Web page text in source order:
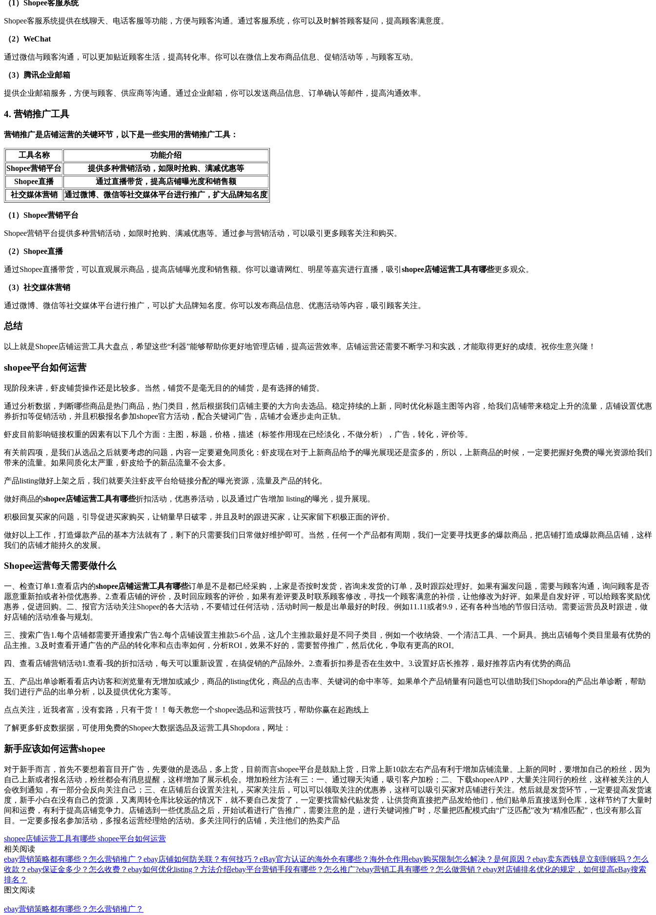
（1）Shopee客服系统
Shopee客服系统提供在线聊天、电话客服等功能，方便与顾客沟通。通过客服系统，你可以及时解答顾客疑问，提高顾客满意度。
（2）WeChat
通过微信与顾客沟通，可以更加贴近顾客生活，提高转化率。你可以在微信上发布商品信息、促销活动等，与顾客互动。
（3）腾讯企业邮箱
提供企业邮箱服务，方便与顾客、供应商等沟通。通过企业邮箱，你可以发送商品信息、订单确认等邮件，提高沟通效率。
4. 营销推广工具
营销推广是店铺运营的关键环节，以下是一些实用的营销推广工具：
工具名称
功能介绍
Shopee营销平台
提供多种营销活动，如限时抢购、满减优惠等
Shopee直播
通过直播带货，提高店铺曝光度和销售额
社交媒体营销
通过微博、微信等社交媒体平台进行推广，扩大品牌知名度
（1）Shopee营销平台
Shopee营销平台提供多种营销活动，如限时抢购、满减优惠等。通过参与营销活动，可以吸引更多顾客关注和购买。
（2）Shopee直播
通过Shopee直播带货，可以直观展示商品，提高店铺曝光度和销售额。你可以邀请网红、明星等嘉宾进行直播，吸引 shopee店铺运营工具有哪些更多观众。
（3）社交媒体营销
通过微博、微信等社交媒体平台进行推广，可以扩大品牌知名度。你可以发布商品信息、优惠活动等内容，吸引顾客关注。
总结
以上就是Shopee店铺运营工具大盘点，希望这些“利器”能够帮助你更好地管理店铺，提高运营效率。店铺运营还需要不断学习和实践，才能取得更好的成绩。祝你生意兴隆！
shopee平台如何运营
现阶段来讲，虾皮铺货操作还是比较多。当然，铺货不是毫无目的的铺货，是有选择的铺货。
通过分析数据，判断哪些商品是热门商品，热门类目，然后根据我们店铺主要的大方向去选品。稳定持续的上新，同时优化标题主图等内容，给我们店铺带来稳定上升的流量，店铺设置优惠
券折扣等促销活动，并且积极报名参加shopee官方活动，配合关键词广告，店铺才会逐步走向正轨。
虾皮目前影响链接权重的因素有以下几个方面：主图，标题，价格，描述（标签作用现在已经淡化，不做分析），广告，转化，评价等。
有关前四项，是我们从选品之后就要考虑的问题，内容一定要避免同质化：虾皮现在对于上新商品给予的曝光展现还是蛮多的，所以，上新商品的时候，一定要把握好免费的曝光资源给我们
带来的流量。如果同质化太严重，虾皮给予的新品流量不会太多。
产品listing做好上架之后，我们就要关注虾皮平台给链接分配的曝光资源，流量及产品的转化。
做好商品的shopee店铺运营工具有哪些折扣活动，优惠券活动，以及通过广告增加 listing的曝光，提升展现。
积极回复买家的问题，引导促进买家购买，让销量早日破零，并且及时的跟进买家，让买家留下积极正面的评价。
做好以上工作，打造爆款产品的基本方法就有了，剩下的只需要我们日常做好维护即可。当然，任何一个产品都有周期，我们一定要寻找更多的爆款商品，把店铺打造成爆款商品店铺，这样
我们的店铺才能持久的发展。
Shopee运营每天需要做什么
一、检查订单1.查看店内的shopee店铺运营工具有哪些订单是不是都已经采购，上家是否按时发货，咨询未发货的订单，及时跟踪处理好。如果有漏发问题，需要与顾客沟通，询问顾客是否
愿意重新拍或者补偿优惠券。2.查看店铺的评价，及时回应顾客的评价，如果有差评要及时联系顾客修改，寻找一个顾客满意的补偿，让他修改为好评。如果是自发好评，可以给顾客奖励优
惠券，促进回购。二、报官方活动关注Shopee的各大活动，不要错过任何活动，活动时间一般是出单最好的时段。例如11.11或者9.9，还有各种当地的节假日活动。需要运营员及时跟进，做
好店铺的活动准备与规划。
三、搜索广告1.每个店铺都需要开通搜索广告2.每个店铺设置主推款5-6个品，这几个主推款最好是不同子类目，例如一个收纳袋、一个清洁工具、一个厨具。挑出店铺每个类目里最有优势的
品主推。3.及时查看开通广告的产品的转化率和点击率如何，分析ROI，效果不好的，需要暂停推广，然后优化，争取有更高的ROI。
四、查看店铺营销活动1.查看-我的折扣活动，每天可以重新设置，在搞促销的产品除外。2.查看折扣券是否在生效中。3.设置好店长推荐，最好推荐店内有优势的商品
五、产品出单诊断看看店内访客和浏览量有无增加或减少，商品的listing优化，商品的点击率、关键词的命中率等。如果单个产品销量有问题也可以借助我们Shopdora的产品出单诊断，帮助
我们进行产品的出单分析，以及提供优化方案等。
点点关注，近我者富，没有套路，只有干货！！每天教您一个shopee选品和运营技巧，帮助你赢在起跑线上
了解更多虾皮数据据，可使用免费的Shopee大数据选品及运营工具Shopdora，网址：
新手应该如何运营shopee
对于新手而言，首先不要想着盲目开广告，先要做的是选品，多上货，目前而言shopee平台是鼓励上货，日常上新10款左右产品有利于增加店铺流量。上新的同时，要增加自己的粉丝，因为
自己上新或者报名活动，粉丝都会有消息提醒，这样增加了展示机会。增加粉丝方法有三：一、通过聊天沟通，吸引客户加粉；二、下载shopeeAPP，大量关注同行的粉丝，这样被关注的人
会收到通知，有一部分会反向关注自己；三、在店铺后台设置关注礼，买家关注后，可以可以领取关注的优惠券，这样可以吸引买家对店铺进行关注。然后就是发货环节，一定要提高发货速
度，新手小白在没有自己的货源，又离周转仓库比较远的情况下，就不要自己发货了，一定要找雷鲸代贴发货，让供货商直接把产品发给他们，他们贴单后直接送到仓库，这样节约了大量时
间和运费，有利于提高店铺竞争力。店铺选到一些优质品之后，开始试着进行广告推广，需要注意的是，进行关键词推广时，尽量把匹配模式由“广泛匹配”改为“精准匹配”，也没有那么盲
目。一定要多报名参加活动，多报名运营经理给的活动。多关注同行的店铺，关注他们的热卖产品
shopee店铺运营工具有哪些 shopee平台如何运营
相关阅读
ebay营销策略都有哪些？怎么营销推广？ ebay店铺如何防关联？有何技巧？ eBay官方认证的海外仓有哪些？海外仓作用ebay购买限制怎么解决？是何原因？ ebay卖东西钱是立刻到账吗？怎么
收款？ ebay保证金多少？怎么收费？ ebay如何优化listing？方法介绍ebay平台营销手段有哪些？怎么推广?ebay营销工具有哪些？怎么做营销？ ebay对店铺排名优化的规定，如何提高eBay搜索
排名？
图文阅读
ebay营销策略都有哪些？怎么营销推广？